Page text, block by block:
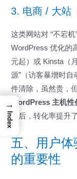
3. 电商 / 大站
这类网站对 “不宕
WordPress 优化的
元起）或 Kinsta（
源”（访客暴增时
件清除，虽然贵，
WordPress 主机性
机后，转化率提升
五、用户体
的重要性
→
Index